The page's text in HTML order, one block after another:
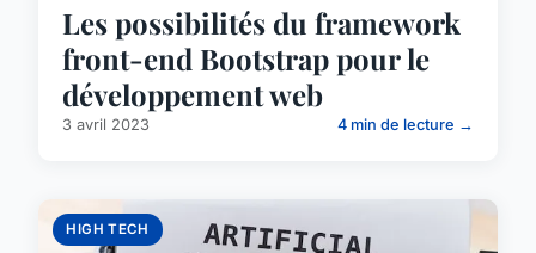
Les possibilités du framework
front-end Bootstrap pour le
développement web
3 avril 2023 4 min de lecture →
HIGH TECH